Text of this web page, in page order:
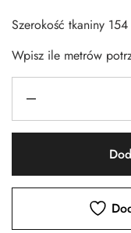
Szerokość tkaniny
Wpisz ile metrów